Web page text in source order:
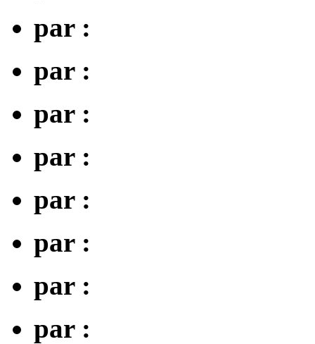
par :
par :
par :
par :
par :
par :
par :
par :